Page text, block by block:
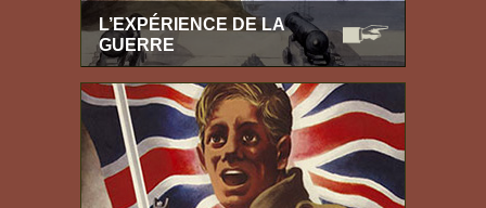
L’EXPÉRIENCE DE LA
GUERRE